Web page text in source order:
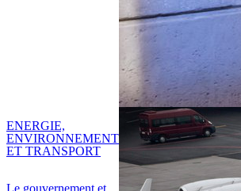
ENERGIE,
ENVIRONNEMENT
ET TRANSPORT